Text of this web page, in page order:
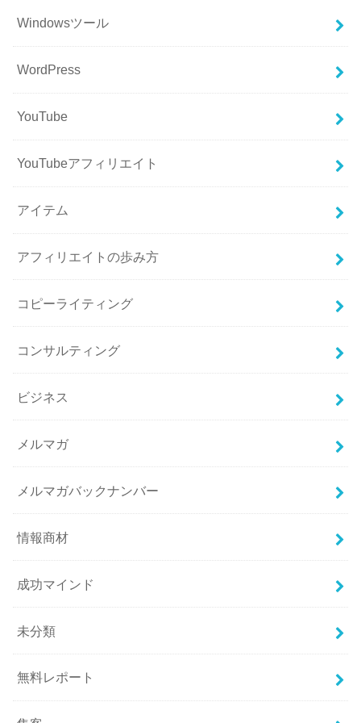
Windowsツール
WordPress
YouTube
YouTubeアフィリエイト
アイテム
アフィリエイトの歩み方
コピーライティング
コンサルティング
ビジネス
メルマガ
メルマガバックナンバー
情報商材
成功マインド
未分類
無料レポート